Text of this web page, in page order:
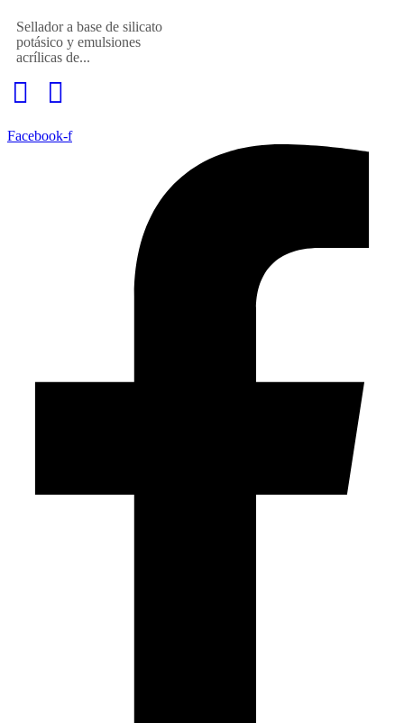
Sellador a base de silicato
potásico y emulsiones
acrílicas de...
Facebook-f